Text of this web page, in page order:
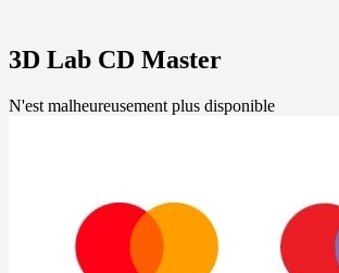
3D Lab CD Master
N'est malheureusement plus disponible